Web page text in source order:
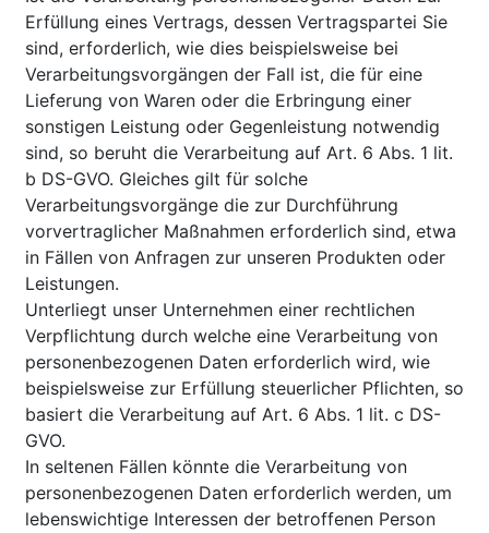
Erfüllung eines Vertrags, dessen Vertragspartei Sie
sind, erforderlich, wie dies beispielsweise bei
Verarbeitungsvorgängen der Fall ist, die für eine
Lieferung von Waren oder die Erbringung einer
sonstigen Leistung oder Gegenleistung notwendig
sind, so beruht die Verarbeitung auf Art. 6 Abs. 1 lit.
b DS-GVO. Gleiches gilt für solche
Verarbeitungsvorgänge die zur Durchführung
vorvertraglicher Maßnahmen erforderlich sind, etwa
in Fällen von Anfragen zur unseren Produkten oder
Leistungen.
Unterliegt unser Unternehmen einer rechtlichen
Verpflichtung durch welche eine Verarbeitung von
personenbezogenen Daten erforderlich wird, wie
beispielsweise zur Erfüllung steuerlicher Pflichten, so
basiert die Verarbeitung auf Art. 6 Abs. 1 lit. c DS-
GVO.
In seltenen Fällen könnte die Verarbeitung von
personenbezogenen Daten erforderlich werden, um
lebenswichtige Interessen der betroffenen Person